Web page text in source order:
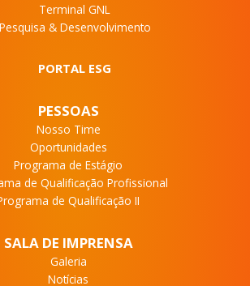
Terminal GNL
Pesquisa & Desenvolvimento
PORTAL ESG
PESSOAS
Nosso Time
Oportunidades
Programa de Estágio
de Qualificação Profissional
de Qualificação II
SALA DE IMPRENSA
Galeria
Notícias